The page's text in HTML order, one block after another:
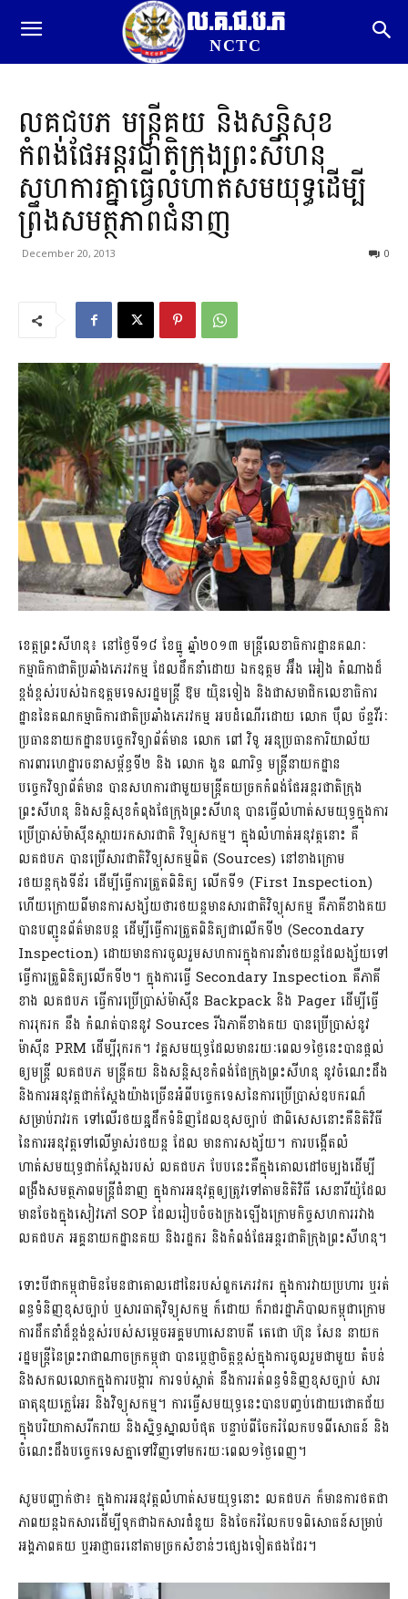
ល.គ.ជ.ប.ភ
NCTC
លគជបភ មន្រ្តីគយ និងសន្តិសុខ
កំពង់ផែអន្តរជាតិក្រុងព្រះសីហនុ
សហការគ្នាធ្វើលំហាត់សមយុទ្ធដើម្បី
ព្រឹងសមត្ថភាពជំនាញ
December 20, 2013 0
ខេត្តព្រះសីហនុ៖ នៅថ្ងៃទី១៨ ខែធ្នូ ឆ្នាំ២០១៣ មន្រ្តីលេខាធិការដ្ឋានគណៈ
កម្មាធិកាជាតិប្រឆាំងភេរវកម្ម ដែលដឹកនាំដោយ ឯកឧត្តម អ៊ឹង អៀង តំណាងដ៏
ខ្ពង់ខ្ពស់របស់ឯកឧត្តមទេសរដ្ឋមន្ត្រី ឱម យ៉ិនទៀង និងជាសមាជិកលេខាធិការ
ដ្ឋាននៃគណកម្មាធិការជាតិប្រឆាំងភេរវកម្ម អបដំណើរដោយ លោក ប៉ឹល ច័ន្ទវីរៈ
ប្រធាននាយកដ្ឋានបច្ចេកវិទ្យាព័ត៌មាន លោក ពៅ វិទូ អនុប្រធានការិយាល័យ
ការពារហេដ្ឋារចនាសម្ព័ន្ធទី២ និង លោក ងួន ណារិទ្ធ មន្រ្តីនាយកដ្ឋាន
បច្ចេកវិទ្យាព័ត៌មាន បានសហការជាមួយមន្រ្តីគយច្រកកំពង់ផែអន្តរជាតិក្រុង
ព្រះសីហនុ និងសន្តិសុខកំពុងផែក្រុងព្រះសីហនុ បានធ្វើលំហាត់សមយុទ្ធក្នុងការ
ប្រើប្រាស់ម៉ាស៊ីនស្ពាយរកសារជាតិ វិទ្យុសកម្ម។ ក្នុងលំហាត់អនុវត្តនោះ គឺ
លគជបភ បានប្រើសារជាតិវិទ្យុសកម្មពិត (Sources) នៅខាងក្រោម
រថយន្តកុងទីន័រ ដើម្បីធ្វើការត្រួតពិនិត្យ លើកទី១ (First Inspection)
ហើយក្រោយពីមានការសង្ស័យថារថយន្តមានសារជាតិវិទ្យុសកម្ម គឺភាគីខាងគយ
បានបញ្ជូនព័ត៌មានបន្ត ដើម្បីធ្វើការត្រួតពិនិត្យជាលើកទី២ (Secondary
Inspection) ដោយមានការចូលរួមសហការក្នុងការនាំរថយន្តដែលង្ស័យទៅ
ធ្វើការត្រួពិនិត្យលើកទី២។ ក្នុងការធ្វើ Secondary Inspection គឺភាគី
ខាង លគជបភ ធ្វើការប្រើប្រាស់ម៉ាស៊ីន Backpack និង Pager ដើម្បីធ្វើ
ការរុករក នឹង កំណត់បាននូវ Sources រីឯភាគីខាងគយ បានប្រើប្រាស់នូវ
ម៉ាស៊ីន PRM ដើម្បីរុករក។ វគ្គសមយុទ្ធដែលមានរយៈពេល១ថ្ងៃនេះបានផ្តល់
ឲ្យមន្រ្តី លគជបភ មន្រ្តីគយ និងសន្តិសុខកំពង់ផែក្រុងព្រះសីហនុ នូវចំណេះដឹង
និងការអនុវត្តជាក់ស្តែងយ៉ាងច្រើនអំពីបច្ចេកទេសនៃការប្រើប្រាស់ឧបករណ៏
សម្រាប់រាវរក ទៅលើរថយនុ្តដឹកទំនិញដែលខុសច្បាប់ ជាពិសេសនោះគឺនិតិវិធី
នៃការអនុវត្តទៅលើម្ចាស់រថយន្ត ដែល មានការសង្ស័យ។ ការបង្កើតលំ
ហាត់សមយុទ្ធជាក់ស្តែងរបស់ លគជបភ បែបនេះគឺក្នុងគោលដៅចម្បងដើម្បី
ពង្រឹងសមត្ថភាពមន្ត្រីជំនាញ ក្នុងការអនុវត្តឲ្យត្រូវទៅតាមនិតិវិធី សេនារីយ៉ូដែល
មានចែងក្នុងសៀវភៅ SOP ដែលរៀបចំចងក្រងឡើងក្រោមកិច្ចសហការរវាង​
លគជបភ អគ្គនាយកដ្ឋានគយ និងរដ្ឋករ និងកំពង់ផែអន្តរជាតិក្រុងព្រះសីហនុ។
ទោះបីជាកម្ពុជាមិនមែនជាគោលដៅនៃរបស់ពួកភេរវករ ក្នុងការវាយប្រហារ ឬរត់
ពន្ធទំនិញខុសច្បាប់ ឬសារធាតុវិទ្យុសកម្ម ក៏ដោយ ក៏រាជរដ្ឋាភិបាលកម្ពុជាក្រោម
ការដឹកនាំដ៏ខ្ពង់ខ្ពស់របស់សម្តេចអគ្គមហាសេនាបតី តេជោ ហ៊ុន សែន នាយក
រដ្ឋមន្រ្តីនៃព្រះរាជាណាចក្រកម្ពុជា បានប្តេជ្ញាចិត្តខ្ពស់ក្នុងការចូលរួមជាមួយ តំបន់
និងសកលលោកក្នុងការបង្ការ ការទប់ស្កាត់ នឹងការរត់ពន្ធទំនិញខុសច្បាប់ សារ
ធាតុនុយក្លេអែរ និងវិទ្យុសកម្ម។ ការធ្វើសមយុទ្ធនេះបានបញ្ចប់ដោយជោគជ័យ
ក្នុងបរិយាកាសរីករាយ និងស្និទ្ធស្នាលបំផុត បន្ទាប់ពីចែករំលែកបទពីសោធន៍ និង
ចំណេះដឹងបចេ្ចកទេសគ្នាទៅវិញទៅមករយៈពេល១ថ្ងៃពេញ។
សូមបញ្ជាក់ថា៖ ក្នុងការអនុវត្តលំហាត់សមយុទ្ធនោះ លគជបភ ក៏មានការថតជា
ភាពយន្តឯកសារដើម្បីទុកជាឯកសារជំនួយ និងចែករំលែកបទពិសោធន៍សម្រាប់
អង្គភាពគយ ឬអាជ្ញាធរនៅតាមច្រកសំខាន់ៗផ្សេងទៀតផងដែរ។